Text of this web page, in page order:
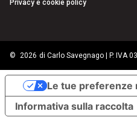
Privacy e cookie policy
© 2026 di Carlo Savegnago | P. IVA
Informativa sulla raccolta
Le tue preferenze